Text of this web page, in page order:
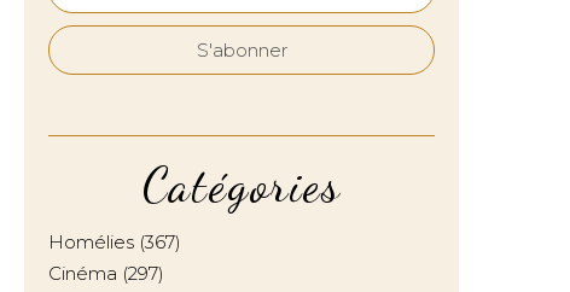
Catégories
Homélies (367)
Cinéma (297)